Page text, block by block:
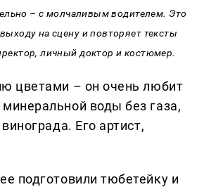
– с молчаливым водителем. Это
на сцену и повторяет тексты
личный доктор и костюмер.
цветами – он очень любит
воды без газа,
Его артист,
подготовили тюбетейку и